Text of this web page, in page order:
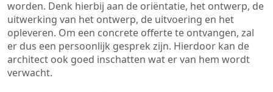
worden. Denk hierbij aan de oriëntatie, het ontwerp, de
uitwerking van het ontwerp, de uitvoering en het
opleveren. Om een concrete offerte te ontvangen, zal
er dus een persoonlijk gesprek zijn. Hierdoor kan de
architect ook goed inschatten wat er van hem wordt
verwacht.